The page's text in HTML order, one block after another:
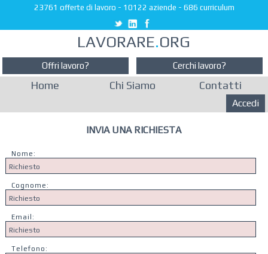
23761 offerte di lavoro - 10122 aziende - 686 curriculum
LAVORARE.ORG
Offri lavoro? Cerchi lavoro?
Home Chi Siamo Contatti
Accedi
INVIA UNA RICHIESTA
Nome:
Cognome:
Email:
Telefono: